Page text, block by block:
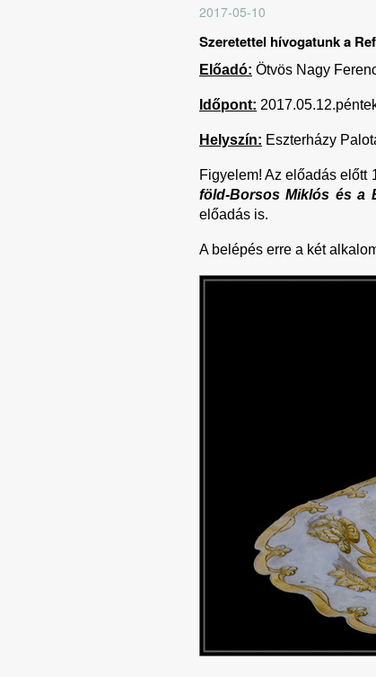
2017-05-10
Szeretettel hívogatunk a
Előadó: Ötvös Nagy
Időpont:
Helyszín: Eszterházy
Figyelem! Az előadás előtt
föld-Borsos Miklós és a
előadás is.
A belépés erre a két